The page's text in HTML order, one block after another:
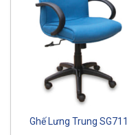
Ghế Lưng Trung SG711